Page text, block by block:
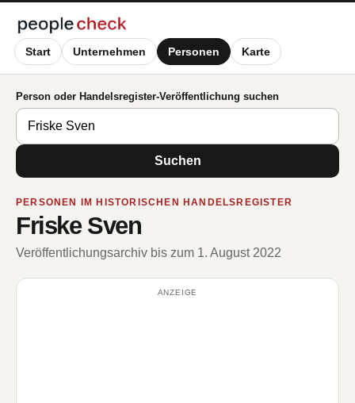
Start Unternehmen Personen Karte
Person oder Handelsregister-Veröffentlichung suchen
Suchen
PERSONEN IM HISTORISCHEN HANDELSREGISTER
Friske Sven
Veröffentlichungsarchiv bis zum 1. August 2022
ANZEIGE